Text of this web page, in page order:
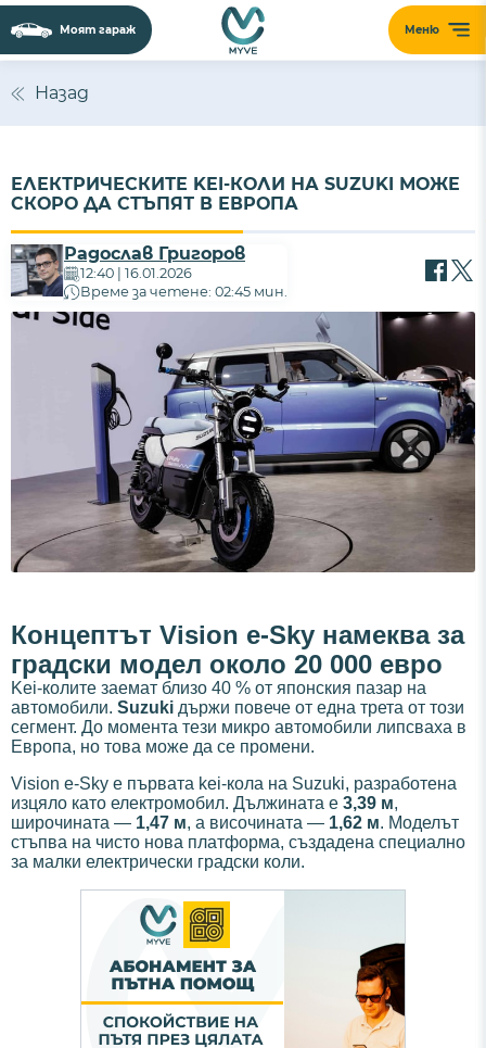
Меню
Моят гараж
Назад
ЕЛЕКТРИЧЕСКИТЕ KEI-КОЛИ НА SUZUKI МОЖЕ
СКОРО ДА СТЪПЯТ В ЕВРОПА
Радослав Григоров
12:40 | 16.01.2026
Време за четене: 02:45 мин.
Концептът Vision e-Sky намеква за
градски модел около 20 000 евро
Kei-колите заемат близо 40 % от японския пазар на
автомобили. Suzuki държи повече от една трета от този
сегмент. До момента тези микро автомобили липсваха в
Европа, но това може да се промени.
Vision e-Sky е първата kei-кола на Suzuki, разработена
изцяло като електромобил. Дължината е 3,39 м,
широчината — 1,47 м, а височината — 1,62 м. Моделът
стъпва на чисто нова платформа, създадена специално
за малки електрически градски коли.